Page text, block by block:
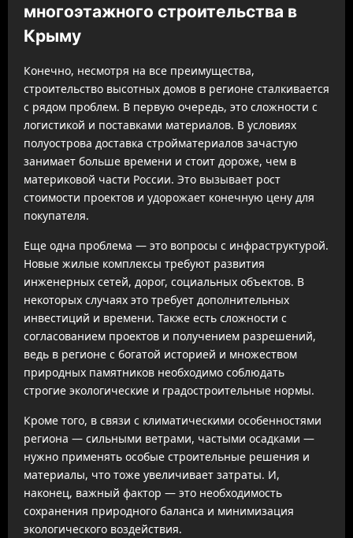
многоэтажного строительства в
Крыму
Конечно, несмотря на все преимущества,
строительство высотных домов в регионе сталкивается
с рядом проблем. В первую очередь, это сложности с
логистикой и поставками материалов. В условиях
полуострова доставка стройматериалов зачастую
занимает больше времени и стоит дороже, чем в
материковой части России. Это вызывает рост
стоимости проектов и удорожает конечную цену для
покупателя.
Еще одна проблема — это вопросы с инфраструктурой.
Новые жилые комплексы требуют развития
инженерных сетей, дорог, социальных объектов. В
некоторых случаях это требует дополнительных
инвестиций и времени. Также есть сложности с
согласованием проектов и получением разрешений,
ведь в регионе с богатой историей и множеством
природных памятников необходимо соблюдать
строгие экологические и градостроительные нормы.
Кроме того, в связи с климатическими особенностями
региона — сильными ветрами, частыми осадками —
нужно применять особые строительные решения и
материалы, что тоже увеличивает затраты. И,
наконец, важный фактор — это необходимость
сохранения природного баланса и минимизация
экологического воздействия.